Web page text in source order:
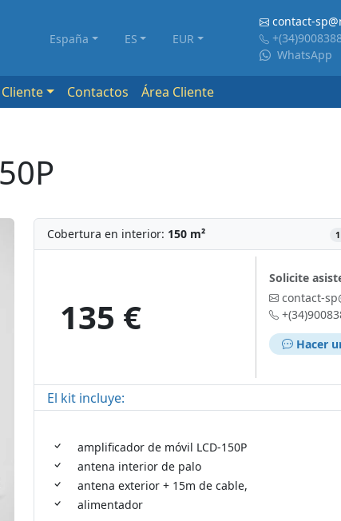
España ES EUR
contact-
WhatsApp
Contactos Área Cliente
Cobertura en interior: 150 m²
135 €
Solicite
contact-
Hacer
El kit incluye:
amplificador de móvil LCD-150P
antena interior de palo
antena exterior + 15m de cable,
alimentador